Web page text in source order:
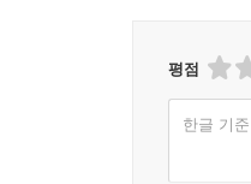
평점
한글 기